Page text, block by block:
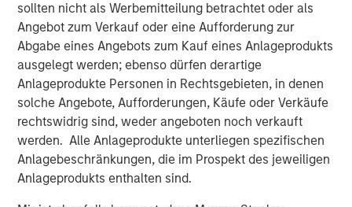
sollten nicht als Werbemitteilung betrachtet oder als
Angebot zum Verkauf oder eine Aufforderung zur
Abgabe eines Angebots zum Kauf eines Anlageprodukts
ausgelegt werden; ebenso dürfen derartige
Anlageprodukte Personen in Rechtsgebieten, in denen
solche Angebote, Aufforderungen, Käufe oder Verkäufe
rechtswidrig sind, weder angeboten noch verkauft
werden. Alle Anlageprodukte unterliegen spezifischen
Anlagebeschränkungen, die im Prospekt des jeweiligen
Anlageprodukts enthalten sind.
for growth.
“As it pertains to tariffs, markets have understood that
there’s a pathway to getting some form of agreement,”
Jim Caron, Chief Investment Officer of Morgan Stanley
Investment Management’s Portfolio Solutions Group, said
on a recent webinar forThe BEAT, an investing insight
series. “There is wiggle room and negotiation around
these tariff numbers.”
A range of U.S. policies may give companies a boost,